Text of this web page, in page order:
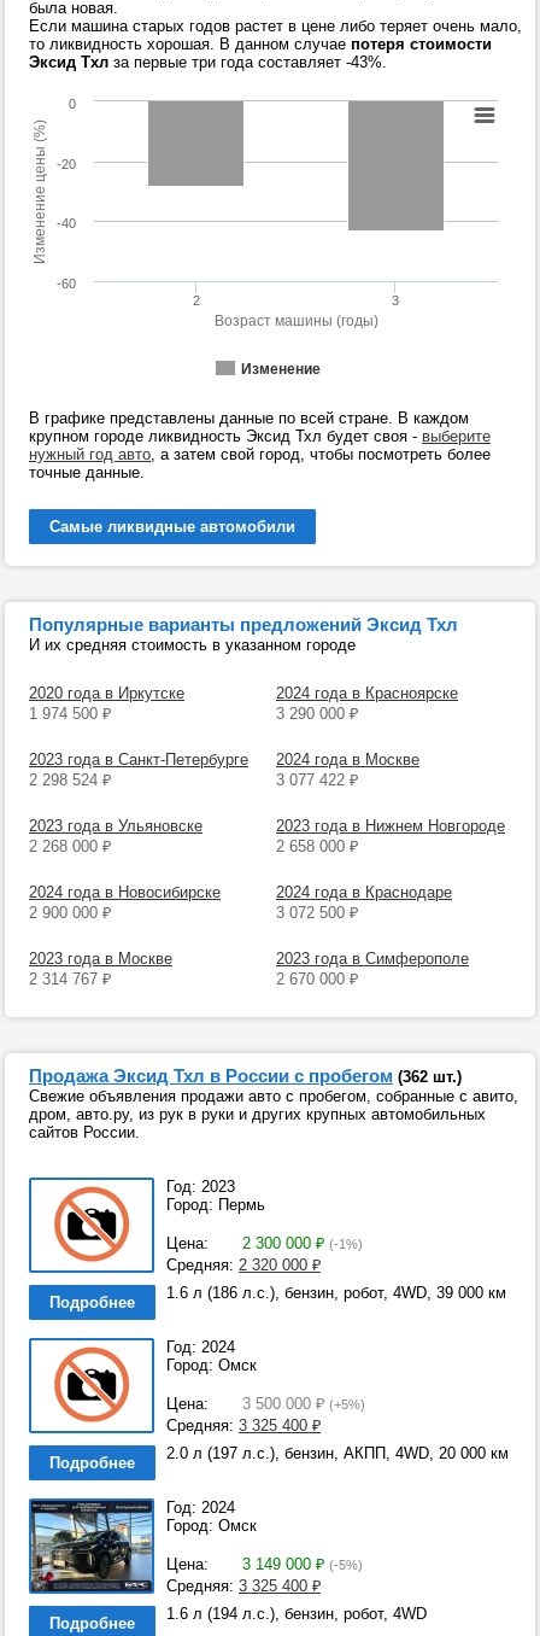
была новая.
Если машина старых годов растет в цене либо теряет очень мало,
то ликвидность хорошая. В данном случае потеря стоимости
Эксид Тхл за первые три года составляет -43%.
Возраст машины (годы)
Изменение цены (%)
Изменение
2 3
-40
-20
0
-60
В графике представлены данные по всей стране. В каждом
крупном городе ликвидность Эксид Тхл будет своя - выберите
нужный год авто, а затем свой город, чтобы посмотреть более
точные данные.
Самые ликвидные автомобили
Популярные варианты предложений Эксид Тхл
И их средняя стоимость в указанном городе
2020 года в Иркутске
1 974 500 ₽
2024 года в Красноярске
3 290 000 ₽
2023 года в Санкт-Петербурге
2 298 524 ₽
2024 года в Москве
3 077 422 ₽
2023 года в Ульяновске
2 268 000 ₽
2023 года в Нижнем Новгороде
2 658 000 ₽
2024 года в Новосибирске
2 900 000 ₽
2024 года в Краснодаре
3 072 500 ₽
2023 года в Москве
2 314 767 ₽
2023 года в Симферополе
2 670 000 ₽
Продажа Эксид Тхл в России с пробегом (362 шт.)
Свежие объявления продажи авто с пробегом, собранные с авито,
дром, авто.ру, из рук в руки и других крупных автомобильных
сайтов России.
Год: 2023
Город: Пермь
Цена: 2 300 000 ₽ (-1%)
Средняя: 2 320 000 ₽
Подробнее
1.6 л (186 л.с.), бензин, робот, 4WD, 39 000 км
Год: 2024
Город: Омск
Цена: 3 500 000 ₽ (+5%)
Средняя: 3 325 400 ₽
Подробнее
2.0 л (197 л.с.), бензин, АКПП, 4WD, 20 000 км
Год: 2024
Город: Омск
Цена: 3 149 000 ₽ (-5%)
Средняя: 3 325 400 ₽
Подробнее
1.6 л (194 л.с.), бензин, робот, 4WD